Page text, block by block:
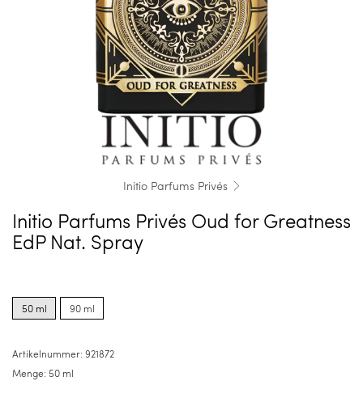
Initio Parfums Privés
Initio Parfums Privés Oud for Greatness
EdP Nat. Spray
options
for50 ml
options
for90 ml
Artikelnummer: 921872
Menge: 50 ml